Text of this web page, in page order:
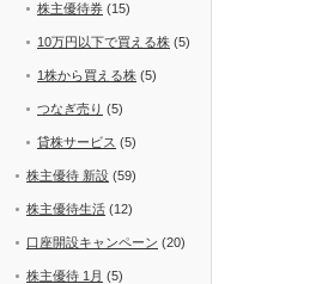
株主優待券 (15)
10万円以下で買える株 (5)
1株から買える株 (5)
つなぎ売り (5)
貸株サービス (5)
株主優待 新設 (59)
株主優待生活 (12)
口座開設キャンペーン (20)
株主優待 1月 (5)